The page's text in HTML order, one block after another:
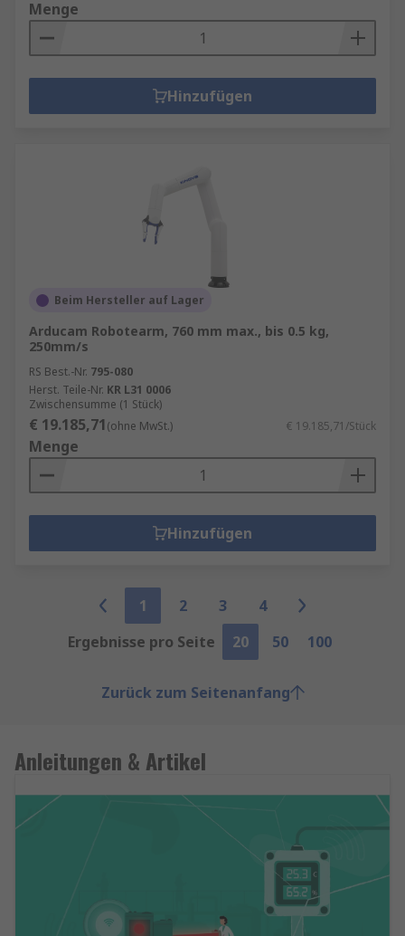
Menge
Hinzufügen
Beim Hersteller auf Lager
Arducam Robotearm, 760 mm max., bis 0.5 kg,
250mm/s
RS Best.-Nr. 795-080
Herst. Teile-Nr. KR L31 0006
Zwischensumme (1 Stück)
€ 19.185,71(ohne MwSt.) € 19.185,71/Stück
Menge
Hinzufügen
1 2 3
4
Ergebnisse pro Seite
20 50 100
Zurück zum Seitenanfang
Anleitungen & Artikel